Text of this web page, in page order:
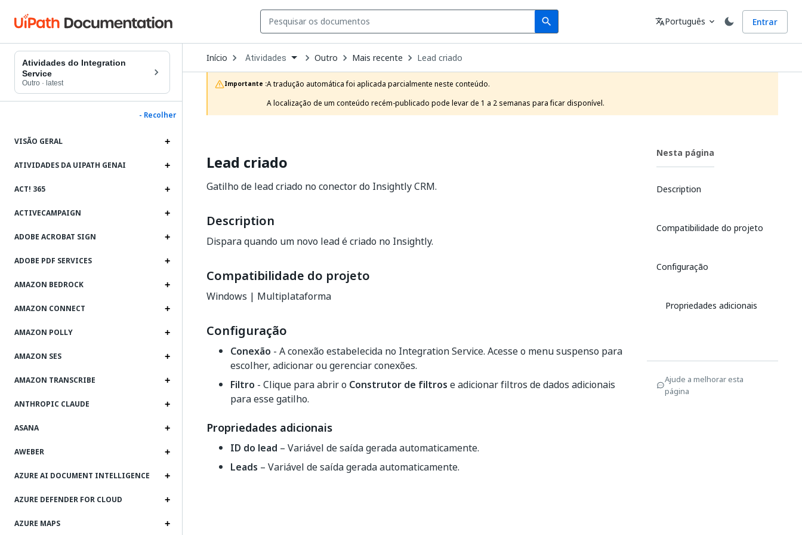
search
Search Idioma
translatePortuguês expand_more Entrar
Atividades do Integration
Service
Outro · latest
- Recolher
VISÃO GERAL
ATIVIDADES DA UIPATH GENAI
ACT! 365
ACTIVECAMPAIGN
ADOBE ACROBAT SIGN
ADOBE PDF SERVICES
AMAZON BEDROCK
AMAZON CONNECT
AMAZON POLLY
AMAZON SES
AMAZON TRANSCRIBE
ANTHROPIC CLAUDE
ASANA
AWEBER
AZURE AI DOCUMENT INTELLIGENCE
AZURE DEFENDER FOR CLOUD
AZURE MAPS
Início Open
Dropdown
to
choose
product
Atividades Outro Mais recente Lead criado
Importante :A tradução automática foi aplicada parcialmente neste conteúdo.
A localização de um conteúdo recém-publicado pode levar de 1 a 2 semanas para ficar disponível.
Lead criado
Gatilho de lead criado no conector do Insightly CRM.
Description
Dispara quando um novo lead é criado no Insightly.
Compatibilidade do projeto
Windows | Multiplataforma
Configuração
Conexão - A conexão estabelecida no Integration Service. Acesse o menu suspenso para
escolher, adicionar ou gerenciar conexões.
Filtro - Clique para abrir o Construtor de filtros e adicionar filtros de dados adicionais
para esse gatilho.
Propriedades adicionais
ID do lead – Variável de saída gerada automaticamente.
Leads – Variável de saída gerada automaticamente.
Nesta página
Description
Compatibilidade do projeto
Configuração
Propriedades adicionais
Ajude a melhorar esta
página